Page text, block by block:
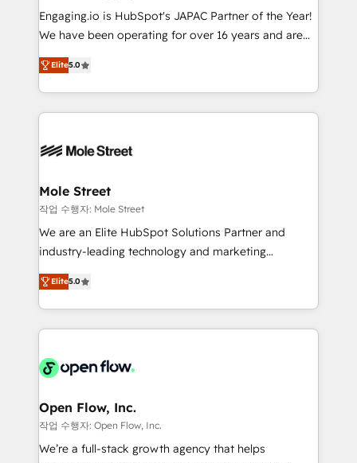
contratar e pagar a HubSpot em reais com nota
fiscal no Brasil e gerar economia de até 50% na
Oferecemos ainda agentes de IA especializados em
HubSpot que automatizam tarefas executam rotinas
empresas em 13 países utilizam a Nexforce. Somos
HubSpot.
Engaging.io is HubSpot's JAPAC Partner of the Year!
We have been operating for over 16 years and are
one of HubSpot's most experienced and technically
capable Agency Partners globally. We specialise in
complex CRM migrations, implementations,
integrations, custom CMS portal development,
businesses. Our teams are based in North America
Implementation Certified Partner and we contribute
to their advisory council. We strive to do 'good work
with good people' and have worked with incredible
brands. You can see some of them on our website,
Elite5.0
Mole Street
작업 수행자: Mole Street
We are an Elite HubSpot Solutions Partner and
industry-leading technology and marketing
consultancy. Our focus is on enterprise and mid-
market B2B companies globally that want a strategic
approach to execute their goals through creative
applications of our solutions; Technical HubSpot
Design, Migrations + Integrations. Mole Street’s
greatness, which is achieved through creating
absolute clarity, derived from a well-defined
strategy, executed well, and reported on with clear
Elite5.0
Open Flow, Inc.
작업 수행자: Open Flow, Inc.
We’re a full-stack growth agency that helps